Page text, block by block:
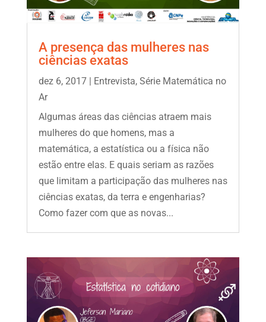
A presença das mulheres nas
ciências exatas
dez 6, 2017| Entrevista, Série Matemática no
Ar
Algumas áreas das ciências atraem mais
mulheres do que homens, mas a
matemática, a estatística ou a física não
estão entre elas. E quais seriam as razões
que limitam a participação das mulheres nas
ciências exatas, da terra e engenharias?
Como fazer com que as novas...